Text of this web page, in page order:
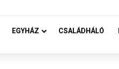
EGYHÁZ CSALÁDHÁLÓ